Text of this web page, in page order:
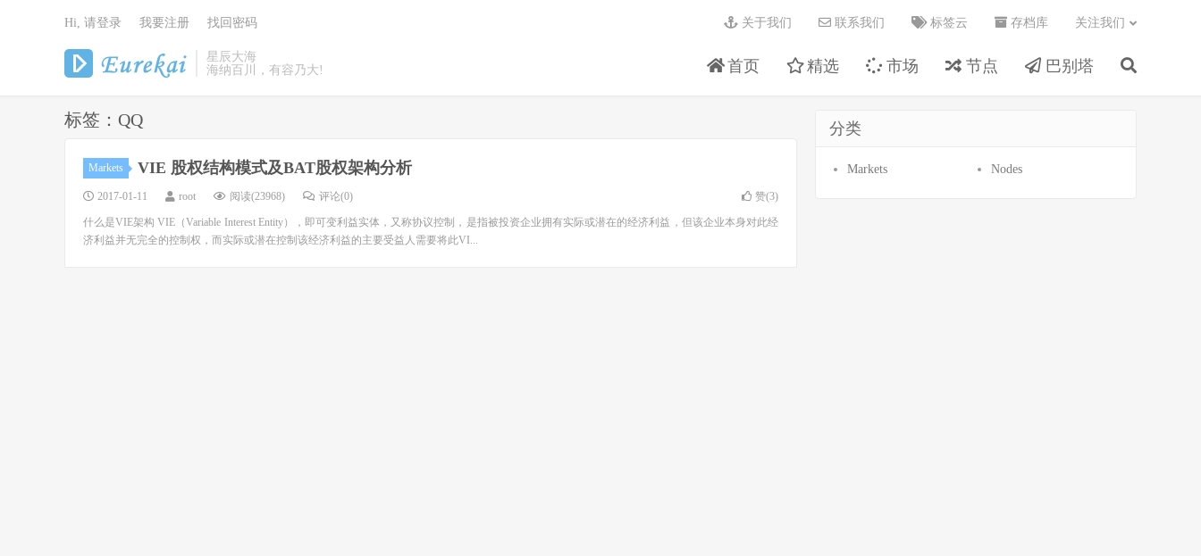
星辰大海
海纳百川，有容乃大!
首页 精选 市场 节点 巴别塔
关于我们 联系我们 标签云 存档库 关注我们
Hi, 请登录 我要注册 找回密码
标签：QQ
Markets VIE 股权结构模式及BAT股权架构分析
2017-01-11 root 阅读(23968) 评论(0) 赞(3)
什么是VIE架构 VIE（Variable Interest Entity），即可变利益实体，又称协议控制，是指被投资企业拥有实际或潜在的经济利益，但该企业本身对此经
济利益并无完全的控制权，而实际或潜在控制该经济利益的主要受益人需要将此VI...
分类
Markets Nodes